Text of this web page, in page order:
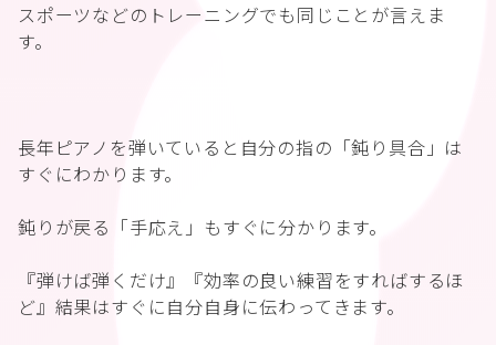
スポーツなどのトレーニングでも同じことが言えま
す。
長年ピアノを弾いていると自分の指の「鈍り具合」は
すぐにわかります。
鈍りが戻る「手応え」もすぐに分かります。
『弾けば弾くだけ』『効率の良い練習をすればするほ
ど』結果はすぐに自分自身に伝わってきます。